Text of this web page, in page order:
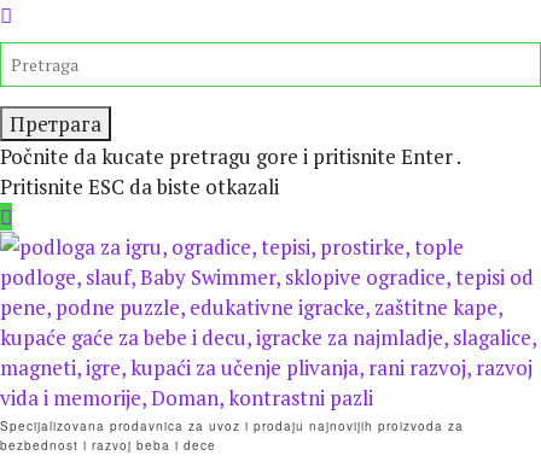
Preskočite
isecanje
TRAŽITE
Počnite da kucate pretragu gore i pritisnite Enter .
Pritisnite ESC da biste otkazali
Specijalizovana prodavnica za uvoz i prodaju najnovijih proizvoda za
bezbednost i razvoj beba i dece